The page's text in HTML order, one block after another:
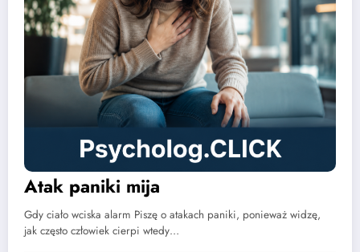
Atak paniki mija
Gdy ciało wciska alarm Piszę o atakach paniki, ponieważ widzę,
jak często człowiek cierpi wtedy…